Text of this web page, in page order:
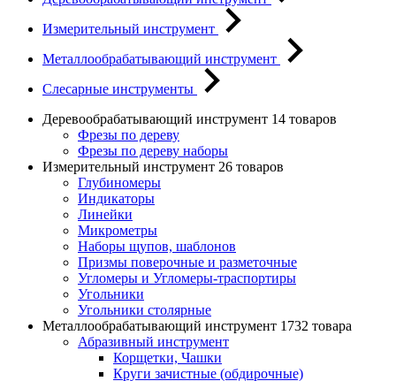
Измерительный инструмент
Металлообрабатывающий инструмент
Слесарные инструменты
Деревообрабатывающий инструмент 14 товаров
Фрезы по дереву
Фрезы по дереву наборы
Измерительный инструмент 26 товаров
Глубиномеры
Индикаторы
Линейки
Микрометры
Наборы щупов, шаблонов
Призмы поверочные и разметочные
Угломеры и Угломеры-траспортиры
Угольники
Угольники столярные
Металлообрабатывающий инструмент 1732 товара
Абразивный инструмент
Корщетки, Чашки
Круги зачистные (обдирочные)